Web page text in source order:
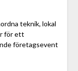
teknik, lokal
för ett
företagsevent